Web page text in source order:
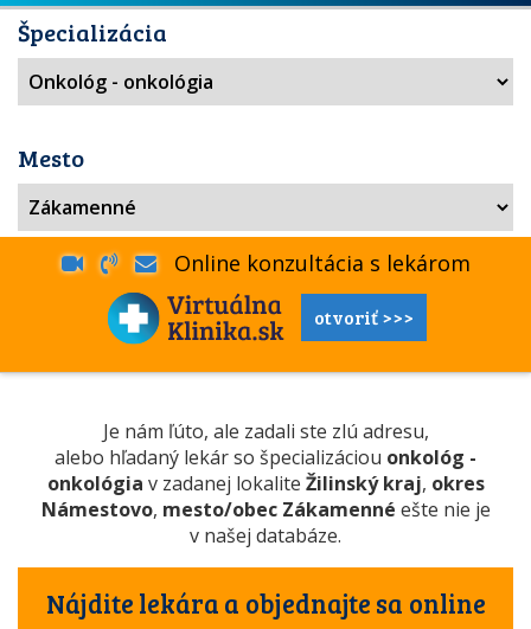
Špecializácia
Mesto
Online konzultácia s lekárom
otvoriť >>>
Je nám ľúto, ale zadali ste zlú adresu,
alebo hľadaný lekár so špecializáciou onkológ -
onkológia v zadanej lokalite Žilinský kraj, okres
Námestovo, mesto/obec Zákamenné ešte nie je
v našej databáze.
Nájdite lekára a objednajte sa online